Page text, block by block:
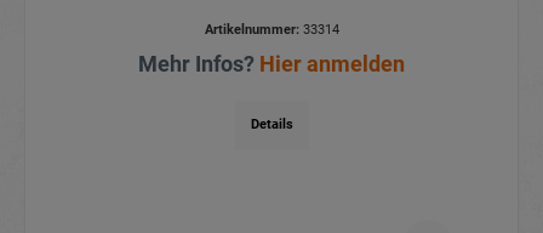
Artikelnummer:33314
Mehr Infos? Hier anmelden
Details